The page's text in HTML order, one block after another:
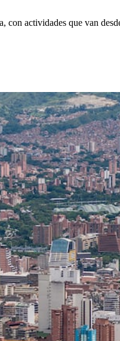
actividades que van